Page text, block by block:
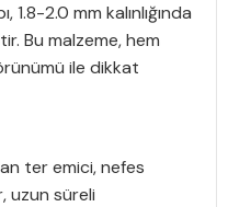
1.8-2.0 mm kalınlığında
Bu malzeme, hem
ile dikkat
ter emici, nefes
uzun süreli